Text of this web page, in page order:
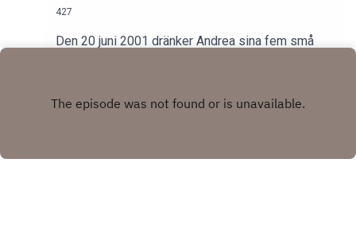
427
Den 20 juni 2001 dränker Andrea sina fem små
psykisk sjukdom, våld mot barn